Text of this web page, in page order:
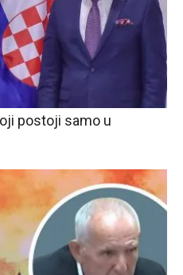
postoji samo u